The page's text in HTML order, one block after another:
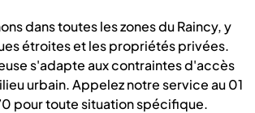
dans toutes les zones du Raincy, y
étroites et les propriétés privées.
s'adapte aux contraintes d'accès
urbain. Appelez notre service au 01
pour toute situation spécifique.